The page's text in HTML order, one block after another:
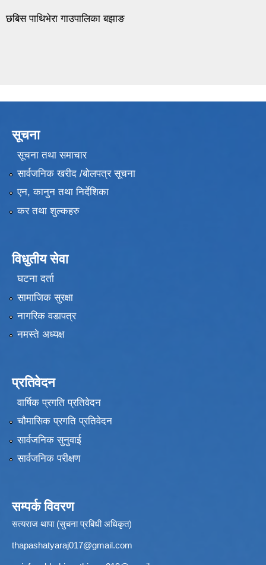
छबिस पाथिभेरा गाउपालिका बझाङ
सूचना
सूचना तथा समाचार
सार्वजनिक खरीद /बोलपत्र सूचना
एन, कानुन तथा निर्देशिका
कर तथा शुल्कहरु
विधुतीय सेवा
घटना दर्ता
सामाजिक सुरक्षा
नागरिक वडापत्र
नमस्ते अध्यक्ष
प्रतिवेदन
वार्षिक प्रगति प्रतिवेदन
चौमासिक प्रगति प्रतिवेदन
सार्वजनिक सुनुवाई
सार्वजनिक परीक्षण
सम्पर्क विवरण
सत्यराज थापा (सुचना प्रबिधी अधिकृत)
thapashatyaraj017@gmail.com